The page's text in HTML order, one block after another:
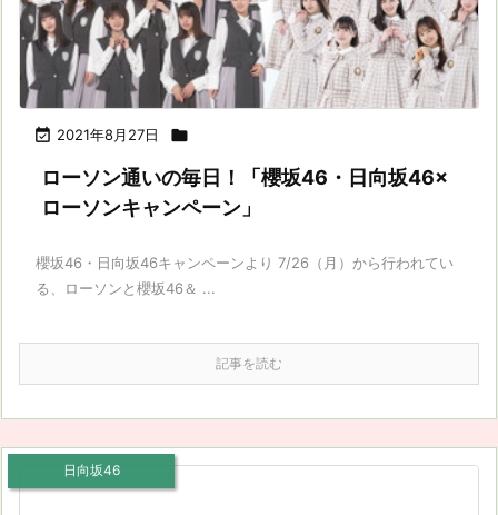
 2021年8月27日 
ローソン通いの毎日！「櫻坂46・日向坂46×
ローソンキャンペーン」
櫻坂46・日向坂46キャンペーンより 7/26（月）から行われてい
る、ローソンと櫻坂46＆ ...
記事を読む
日向坂46